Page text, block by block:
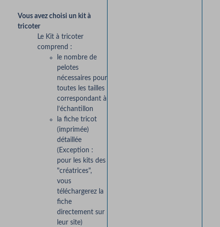
Vous avez choisi un kit à
tricoter
Le Kit à tricoter
comprend :
le nombre de
pelotes
nécessaires pour
toutes les tailles
correspondant à
l’échantillon
la fiche tricot
(imprimée)
détaillée
(Exception :
pour les kits des
"créatrices",
vous
téléchargerez la
fiche
directement sur
leur site)